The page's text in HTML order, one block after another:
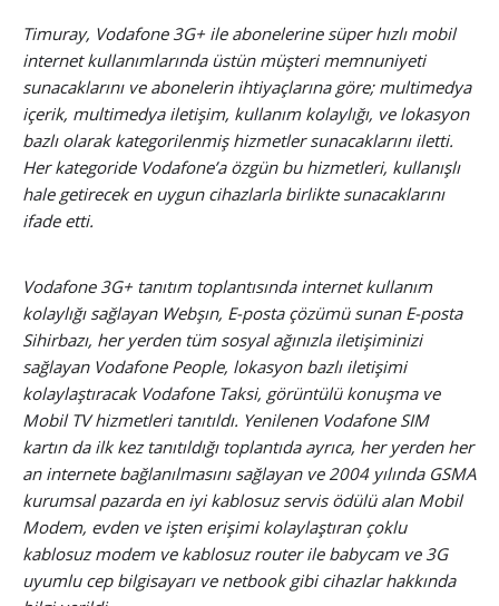
Timuray, Vodafone 3G+ ile abonelerine süper hızlı mobil
internet kullanımlarında üstün müşteri memnuniyeti
sunacaklarını ve abonelerin ihtiyaçlarına göre; multimedya
içerik, multimedya iletişim, kullanım kolaylığı, ve lokasyon
bazlı olarak kategorilenmiş hizmetler sunacaklarını iletti.
Her kategoride Vodafone’a özgün bu hizmetleri, kullanışlı
hale getirecek en uygun cihazlarla birlikte sunacaklarını
ifade etti.
Vodafone 3G+ tanıtım toplantısında internet kullanım
kolaylığı sağlayan Webşın, E-posta çözümü sunan E-posta
Sihirbazı, her yerden tüm sosyal ağınızla iletişiminizi
sağlayan Vodafone People, lokasyon bazlı iletişimi
kolaylaştıracak Vodafone Taksi, görüntülü konuşma ve
Mobil TV hizmetleri tanıtıldı. Yenilenen Vodafone SIM
kartın da ilk kez tanıtıldığı toplantıda ayrıca, her yerden her
an internete bağlanılmasını sağlayan ve 2004 yılında GSMA
kurumsal pazarda en iyi kablosuz servis ödülü alan Mobil
Modem, evden ve işten erişimi kolaylaştıran çoklu
kablosuz modem ve kablosuz router ile babycam ve 3G
uyumlu cep bilgisayarı ve netbook gibi cihazlar hakkında